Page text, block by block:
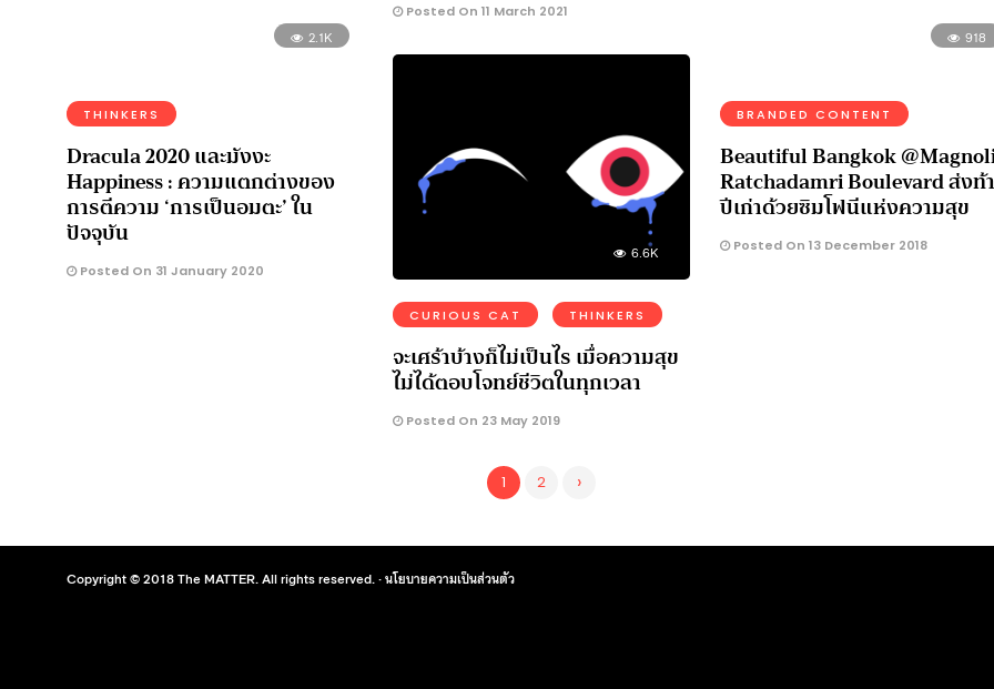
Posted On 11 March 2021
2.1K
THINKERS
Dracula 2020 และมังงะ
Happiness : ความแตกต่างของ
การตีความ ‘การเป็นอมตะ’ ใน
ปัจจุบัน
Posted On 31 January 2020
6.6K
CURIOUS CAT THINKERS
จะเศร้าบ้างก็ไม่เป็นไร เมื่อความสุข
ไม่ได้ตอบโจทย์ชีวิตในทุกเวลา
Posted On 23 May 2019
918
BRANDED CONTENT
Beautiful Bangkok
Ratchadamri Boulevard ส่งท้
ปีเก่าด้วยซิมโฟนีแห่งความสุข
Posted On 13 December 2018
1 2 ›
Copyright © 2018 The MATTER. All rights reserved. ·นโยบายความเป็นส่วนตัว